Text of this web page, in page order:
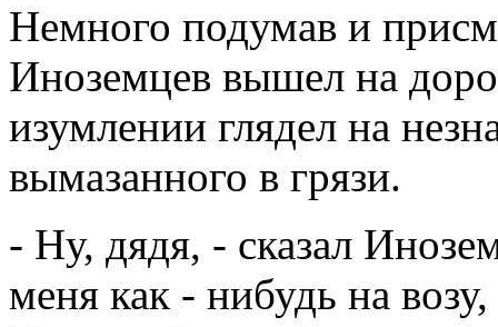
Немного подумав и
Иноземцев вышел на
изумлении глядел на
вымазанного в грязи.
- Ну, дядя, - сказал
меня как - нибудь на